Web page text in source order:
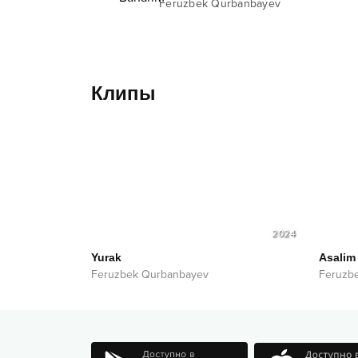
Feruzbek Qurbanbayev
Клипы
2024
Yurak
Feruzbek Qurbanbayev
Asalim